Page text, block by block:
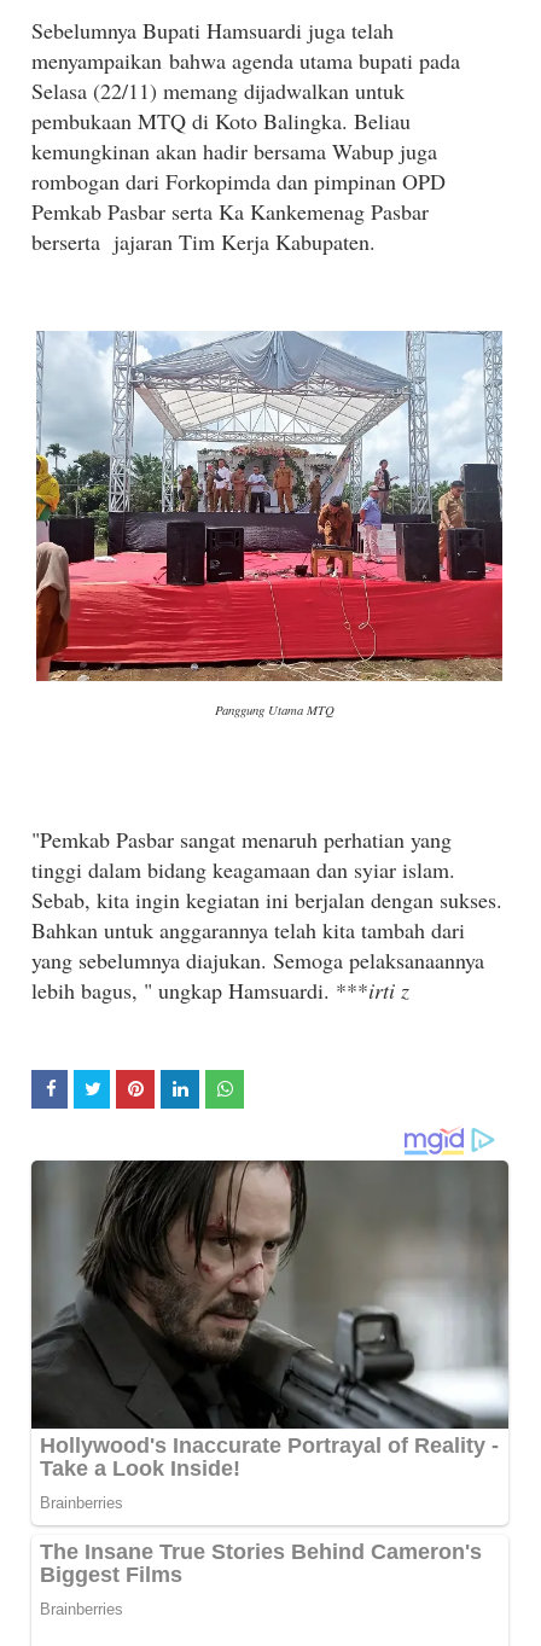
Sebelumnya Bupati Hamsuardi juga telah
menyampaikan bahwa agenda utama bupati pada
Selasa (22/11) memang dijadwalkan untuk
pembukaan MTQ di Koto Balingka. Beliau
kemungkinan akan hadir bersama Wabup juga
rombogan dari Forkopimda dan pimpinan OPD
Pemkab Pasbar serta Ka Kankemenag Pasbar
berserta jajaran Tim Kerja Kabupaten.
Panggung Utama MTQ
"Pemkab Pasbar sangat menaruh perhatian yang
tinggi dalam bidang keagamaan dan syiar islam.
Sebab, kita ingin kegiatan ini berjalan dengan sukses.
Bahkan untuk anggarannya telah kita tambah dari
yang sebelumnya diajukan. Semoga pelaksanaannya
lebih bagus, " ungkap Hamsuardi. ***irti z